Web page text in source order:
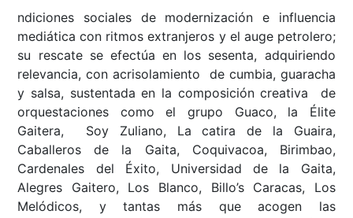
ndiciones sociales de modernización e influencia
mediática con ritmos extranjeros y el auge petrolero;
su rescate se efectúa en los sesenta, adquiriendo
relevancia, con acrisolamiento de cumbia, guaracha
y salsa, sustentada en la composición creativa de
orquestaciones como el grupo Guaco, la Élite
Gaitera, Soy Zuliano, La catira de la Guaira,
Caballeros de la Gaita, Coquivacoa, Birimbao,
Cardenales del Éxito, Universidad de la Gaita,
Alegres Gaitero, Los Blanco, Billo’s Caracas, Los
Melódicos, y tantas más que acogen las